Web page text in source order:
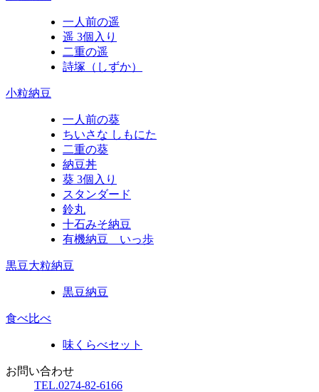
一人前の遥
遥 3個入り
二重の遥
詩塚（しずか）
小粒納豆
一人前の葵
ちいさな しもにた
二重の葵
納豆丼
葵 3個入り
スタンダード
鈴丸
十石みそ納豆
有機納豆 いっ歩
黒豆大粒納豆
黒豆納豆
食べ比べ
味くらべセット
お問い合わせ
TEL.0274-82-6166